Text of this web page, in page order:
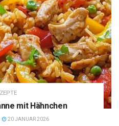
mit Hähnchen
20 JANUAR 2026